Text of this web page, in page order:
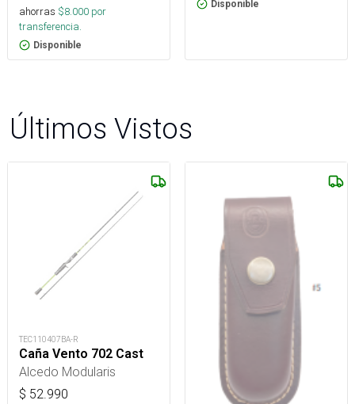
ahorras $8.000 por
transferencia.
Disponible
Disponible
Últimos Vistos
TEC110407BA-R
Caña Vento 702 Cast
Alcedo Modularis
$ 52.990